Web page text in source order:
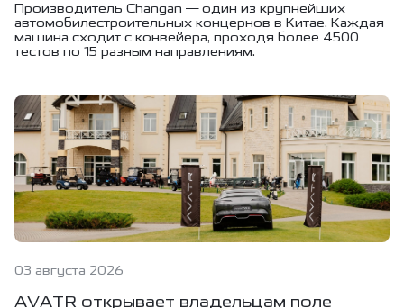
Производитель Changan — один из крупнейших
автомобилестроительных концернов в Китае. Каждая
машина сходит с конвейера, проходя более 4500
тестов по 15 разным направлениям.
03 августа 2026
AVATR открывает владельцам поле